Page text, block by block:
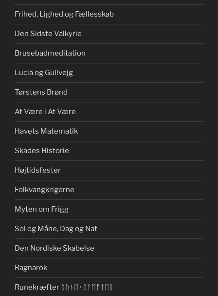
Frihed, Lighed og Fællesskab
Den Sidste Valkyrie
Brusebadmeditation
Lucia og Gullvejg
Tørstens Brønd
At Være i At Være
Havets Matematik
Skades Historie
Højtidsfester
Folkvangkrigerne
Myten om Frigg
Sol og Måne, Dag og Nat
Den Nordiske Skabelse
Ragnarok
Runekræfter ᚱᚢᚾᛖᚲᚱᚨᛖᚠᛏᛖᚱ